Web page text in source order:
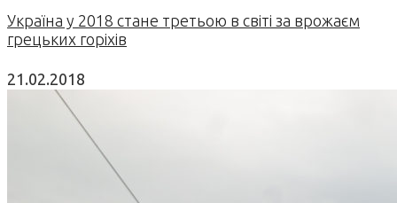
Україна у 2018 стане третьою в світі за врожаєм
грецьких горіхів
21.02.2018